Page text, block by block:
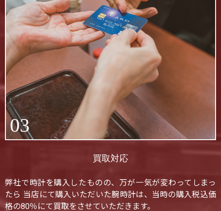
03
買取対応
弊社で時計を購入したものの、万が一気が変わってしまっ
たら 当店にて購入いただいた腕時計は、当時の購入税込価
格の80％にて買取をさせていただきます。